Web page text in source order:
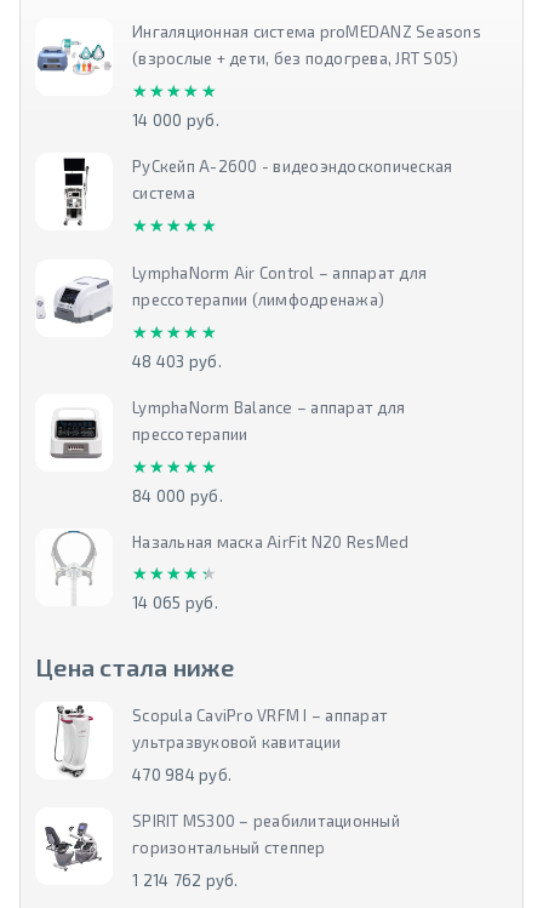
Ингаляционная система proMEDANZ Seasons
(взрослые + дети, без подогрева, JRT S05)
★★★★★
★★★★★
14 000 руб.
РуСкейп А-2600 - видеоэндоскопическая
система
★★★★★
★★★★★
LymphaNorm Air Control – аппарат для
прессотерапии (лимфодренажа)
★★★★★
★★★★★
48 403 руб.
LymphaNorm Balance – аппарат для
прессотерапии
★★★★★
★★★★★
84 000 руб.
Назальная маска AirFit N20 ResMed
★★★★★
★★★★★
14 065 руб.
Цена стала ниже
Scopula CaviPro VRFM I – аппарат
ультразвуковой кавитации
470 984 руб.
SPIRIT MS300 – реабилитационный
горизонтальный степпер
1 214 762 руб.